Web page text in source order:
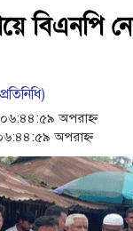
বিএনপি
অপরাহ্ন
অপরাহ্ন